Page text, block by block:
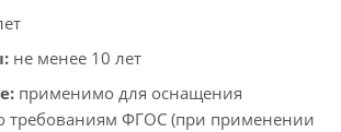
не менее 10 лет
применимо для оснащения
требованиям ФГОС (при применении